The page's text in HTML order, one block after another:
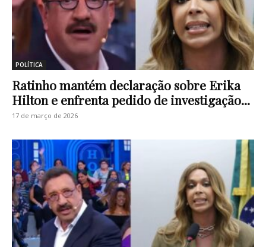
POLÍTICA
Ratinho mantém declaração sobre Erika
Hilton e enfrenta pedido de investigação...
17 de março de 2026